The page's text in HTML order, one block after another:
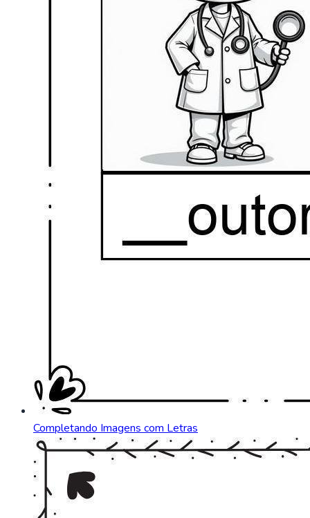
Completando Imagens com Letras